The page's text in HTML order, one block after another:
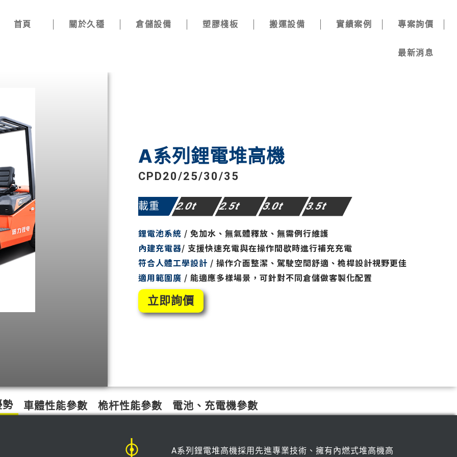
首頁 關於久穩 倉儲設備 塑膠棧板 搬運設備 實績案例 專案詢價
最新消息
A系列鋰電堆高機
CPD20/25/30/35
載重 2.0t 2.5t 3.0t 3.5t
鋰電池系統 / 免加水、無氣體釋放、無需例行維護
內建充電器/ 支援快速充電與在操作間歇時進行補充充電
符合人體工學設計 / 操作介面整潔、駕駛空間舒適、桅桿設計視野更佳
適用範圍廣 / 能適應多樣場景，可針對不同倉儲做客製化配置
立即詢價
勢 車體性能參數 桅杆性能參數 電池、充電機參數
A系列鋰電堆高機採用先進專業技術、擁有內燃式堆高機高